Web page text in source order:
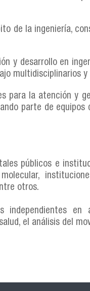
de la ingeniería,
y desarrollo en
multidisciplinarios
para la atención y
parte de
públicos e
otros.
independientes
el análisis del